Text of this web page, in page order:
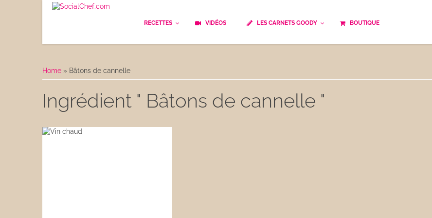
RECETTES
Le Pain
Apéritifs
Déjeuner
Cuisine française traditionnelle Repas musculation
VIDÉOS LES CARNETS GOODY
Spécialité culinaire
Les astuces Goody
BOUTIQUE
Home » Bâtons de cannelle
Ingrédient " Bâtons de cannelle "